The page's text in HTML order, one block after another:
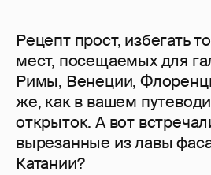
Рецепт прост, избегать
мест, посещаемых для
Римы, Венеции,
же, как в вашем
открыток. А вот
вырезанные из лавы
Катании?